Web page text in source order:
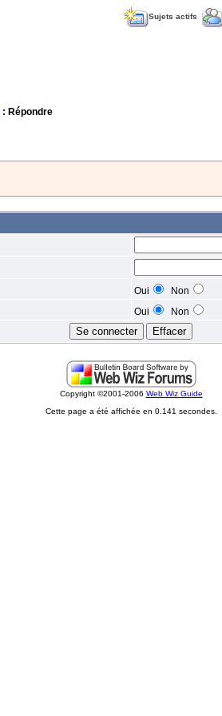
Sujets actifs
: Répondre
Oui
Non
Oui Non
Copyright ©2001-2006 Web Wiz Guide
Cette page a été affichée en 0.141 secondes.